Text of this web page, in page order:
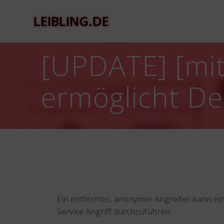
LEIBLING.DE
[UPDATE]
ermöglicht
Ein entfernter, anonymer Angreifer kann
Service Angriff durchzuführen.